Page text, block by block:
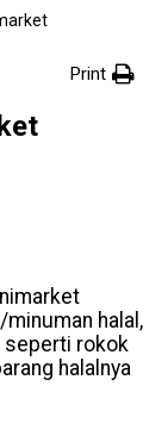
Print
halal,
seperti rokok
halalnya